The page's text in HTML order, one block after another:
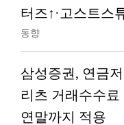
터즈↑·고스트스
동향
삼성증권, 연금저
리츠 거래수수
연말까지 적용